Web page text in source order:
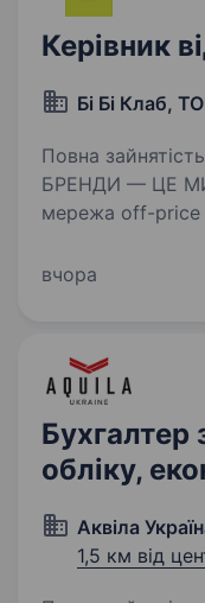
Керівник
Бі Бі Клаб,
Повна
БРЕНДИ — ЦЕ
мережа off-price
цінами. Ми
вчора
Бухгалтер
обліку,
Аквіла
1,5 км від